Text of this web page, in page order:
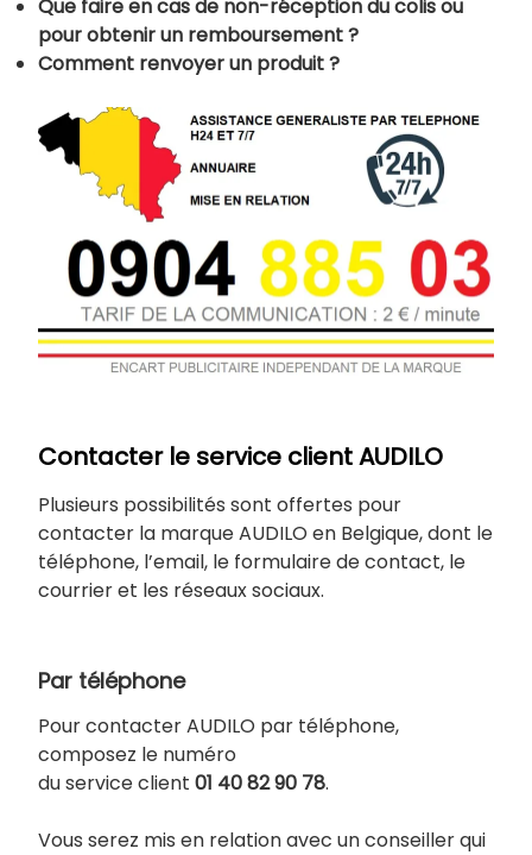
Que faire en cas de non-réception du colis ou
pour obtenir un remboursement ?
Comment renvoyer un produit ?
Contacter le service client AUDILO
Plusieurs possibilités sont offertes pour
contacter la marque AUDILO en Belgique, dont le
téléphone, l’email, le formulaire de contact, le
courrier et les réseaux sociaux.
Par téléphone
Pour contacter AUDILO par téléphone,
composez le numéro
du service client 01 40 82 90 78.
Vous serez mis en relation avec un conseiller qui